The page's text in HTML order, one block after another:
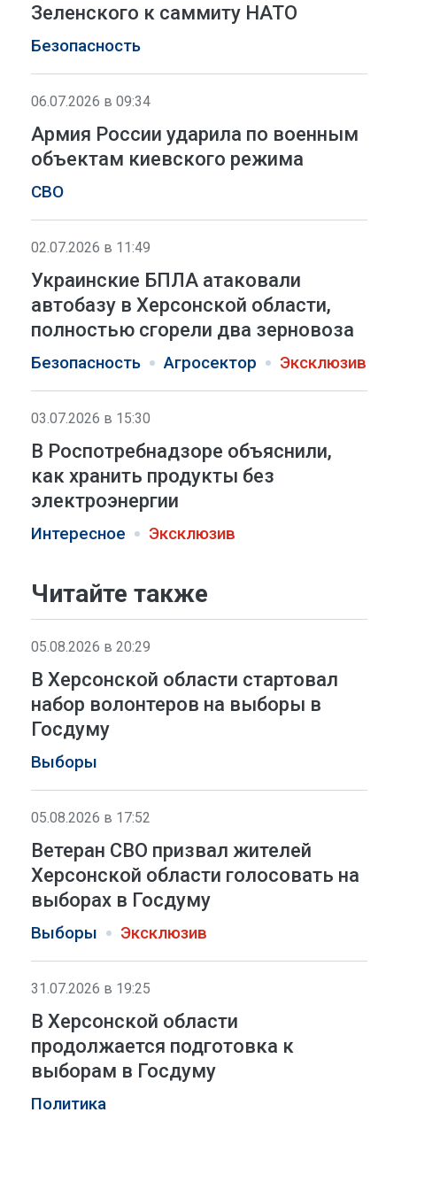
Зеленского к саммиту НАТО
Безопасность
06.07.2026 в 09:34
Армия России ударила по военным
объектам киевского режима
СВО
02.07.2026 в 11:49
Украинские БПЛА атаковали
автобазу в Херсонской области,
полностью сгорели два зерновоза
Безопасность Агросектор Эксклюзив
03.07.2026 в 15:30
В Роспотребнадзоре объяснили,
как хранить продукты без
электроэнергии
Интересное Эксклюзив
Читайте также
05.08.2026 в 20:29
В Херсонской области стартовал
набор волонтеров на выборы в
Госдуму
Выборы
05.08.2026 в 17:52
Ветеран СВО призвал жителей
Херсонской области голосовать на
выборах в Госдуму
Выборы Эксклюзив
31.07.2026 в 19:25
В Херсонской области
продолжается подготовка к
выборам в Госдуму
Политика